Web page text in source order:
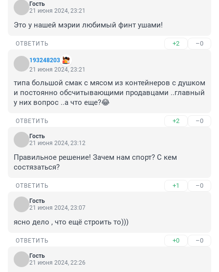
Гость
21 июня 2024, 23:21
Это у нашей мэрии любимый финт ушами!
ОТВЕТИТЬ +2 –0
193248203
21 июня 2024, 23:21
типа большой смак с мясом из контейнеров с душком
и постоянно обсчитывающими продавцами ..главный
у них вопрос ..а что еще?😂
ОТВЕТИТЬ +2 –0
Гость
21 июня 2024, 23:12
Правильное решение! Зачем нам спорт? С кем
состязаться?
ОТВЕТИТЬ +1 –0
Гость
21 июня 2024, 23:07
ясно дело , что ещё строить то)))
ОТВЕТИТЬ +0 –0
Гость
21 июня 2024, 22:26